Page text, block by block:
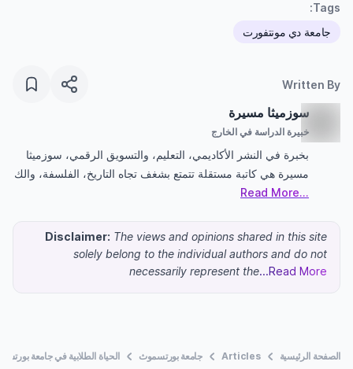
Tags:
جامعة دي مونتفورت
Written By
سوزميثا مسيرة
خبيرة الدراسة في الخارج
بخبرة في النشر الأكاديمي، التعليم، والتسويق الرقمي، سوزميثا
مسيرة هي كاتبة مستقلة تتمتع بشغف تجاه التاريخ، الفلسفة، والك
...Read More
Disclaimer: The views and opinions shared in this site
solely belong to the individual authors and do not
necessarily represent the...Read More
الصفحة الرئيسية Articles جامعة بورتسموث الحياة الطلابية في جامعة